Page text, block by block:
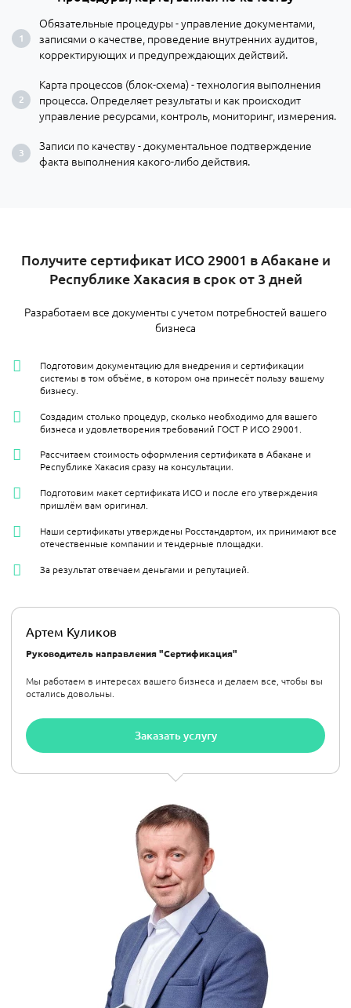
Обязательные процедуры - управление документами,
записями о качестве, проведение внутренних аудитов,
корректирующих и предупреждающих действий.
Карта процессов (блок-схема) - технология выполнения
процесса. Определяет результаты и как происходит
управление ресурсами, контроль, мониторинг, измерения.
Записи по качеству - документальное подтверждение
факта выполнения какого-либо действия.
​Получите сертификат ИСО 29001 в Абакане и
Республике Хакасия в срок от 3 дней
Разработаем все документы с учетом потребностей вашего
бизнеса
Артем Куликов
Руководитель направления "Сертификация"
Мы работаем в интересах вашего бизнеса и делаем все, чтобы вы
остались довольны.
Заказать услугу
Подготовим документацию для внедрения и сертификации
системы в том объёме, в котором она принесёт пользу вашему
бизнесу.
Создадим столько процедур, сколько необходимо для вашего
бизнеса и удовлетворения требований ГОСТ Р ИСО 29001.
Рассчитаем стоимость оформления сертификата в Абакане и
Республике Хакасия сразу на консультации.
Подготовим макет сертификата ИСО и после его утверждения
пришлём вам оригинал.
Наши сертификаты утверждены Росстандартом, их принимают все
отечественные компании и тендерные площадки.
За результат отвечаем деньгами и репутацией.